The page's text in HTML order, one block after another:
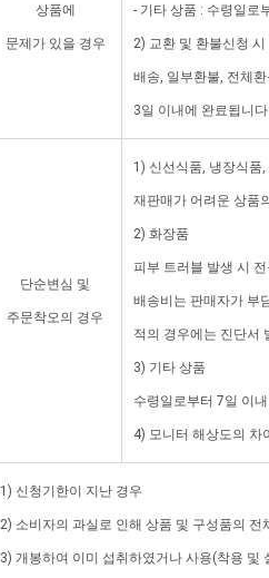
상품에
문제가 있을 경우
- 기타 상품 : 수령일로
2) 교환 및 환불신청
배송, 일부환불, 전체
3일 이내에 완료됩니
단순변심 및
주문착오의 경우
1) 신선식품, 냉장식품
재판매가 어려운 상품
2) 화장품
피부 트러블 발생 시
배송비는 판매자가 부
적의 경우에는 진단서
3) 기타 상품
수령일로부터 7일 이
4) 모니터 해상도의 차
1) 신청기한이 지난 경우
2) 소비자의 과실로 인해 상품 및 구성품의
3) 개봉하여 이미 섭취하였거나 사용(착용 및